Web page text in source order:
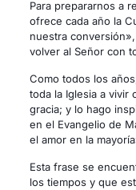
Para prepararnos a
ofrece cada año la
nuestra
volver al Señor con
Como todos los
toda la Iglesia a vivir
gracia; y lo hago
en el Evangelio de
el amor en la
Esta frase se
los tiempos y que